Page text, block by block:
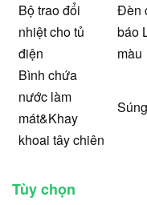
Bộ trao đổi
nhiệt cho tủ
điện
Đèn
báo
màu
Bình chứa
nước làm
mát&Khay
khoai tây chiên
Tùy chọn